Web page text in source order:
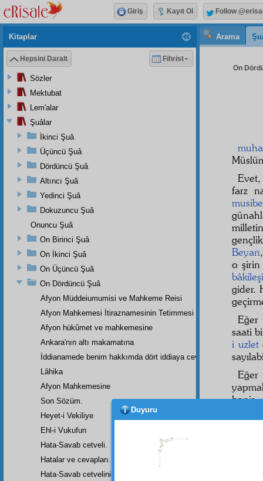
Arama
On
farz
Beyan
o şirin
gider.
Eğer
saati
i uzlet
Kitaplar
Hepsini Daralt Fihrist
Sözler
Mektubat
Lem'alar
Şuâlar
İkinci Şuâ
Üçüncü Şuâ
Dördüncü Şuâ
Altıncı Şuâ
Yedinci Şuâ
Dokuzuncu Şuâ
Onuncu Şuâ
On Birinci Şuâ
On İkinci Şuâ
On Üçüncü Şuâ
On Dördüncü Şuâ
Afyon Müddeiumumisi ve Mahkeme Reisi
Afyon Mahkemesi İtiraznamesinin Tetimmesi
Afyon hükûmet ve mahkemesine
Ankara'nın altı makamatına
İddianamede benim hakkımda dört iddiaya cevap
Lâhika
Afyon Mahkemesine
Son Sözüm.
Heyet-i Vekiliye
Ehl-i Vukufun
Hata-Savab cetveli.
Hatalar ve cevapları.
Hata-Savab cetvelinin zeylidir.
Giriş Kayıt Ol Follow
Duyuru